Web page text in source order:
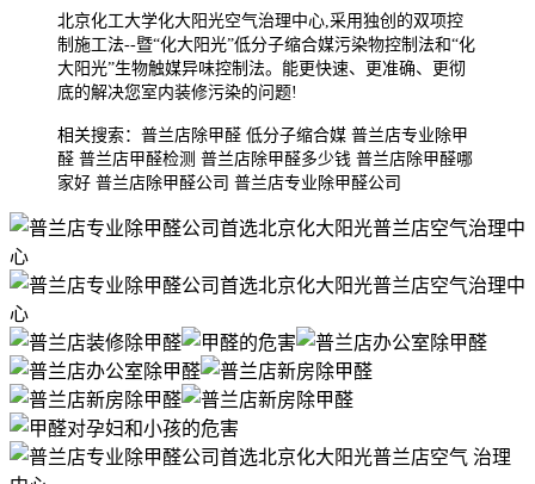
北京化工大学化大阳光空气治理中心,采用独创的双项控
制施工法--暨“化大阳光”低分子缩合媒污染物控制法和“化
大阳光”生物触媒异味控制法。能更快速、更准确、更彻
底的解决您室内装修污染的问题!
相关搜索：普兰店除甲醛 低分子缩合媒 普兰店专业除甲
醛 普兰店甲醛检测 普兰店除甲醛多少钱 普兰店除甲醛哪
家好 普兰店除甲醛公司 普兰店专业除甲醛公司